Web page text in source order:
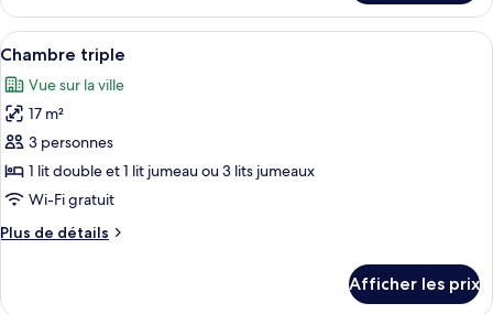
jumeaux
Chambre
avec
lits
Afficher
toutes
les
photos
pour
ce
type
chambre :
Une chambre d’hôtel avec deux
5
Chambre triple
Vue sur la ville
17 m²
3 personnes
1 lit double et 1 lit jumeau ou 3 lits jumeaux
Wi-Fi gratuit
Plus de détails
Plus
Afficher les prix